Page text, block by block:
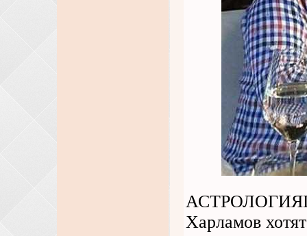
Харламов